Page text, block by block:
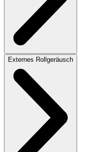
Externes Rollgeräusch